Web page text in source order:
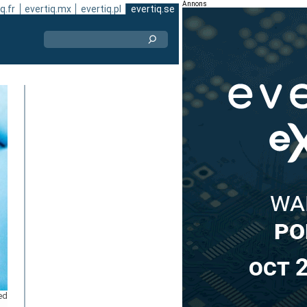
evertiq.mx evertiq.pl evertiq.se Annons